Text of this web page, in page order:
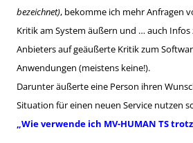
bezeichnet), bekomme ich mehr Anfragen
Kritik am System äußern und … auch Infos
Anbieters auf geäußerte Kritik zum
Anwendungen (meistens keine!).
Darunter äußerte eine Person ihren
Situation für einen neuen Service nutzen
„Wie verwende ich MV-HUMAN TS